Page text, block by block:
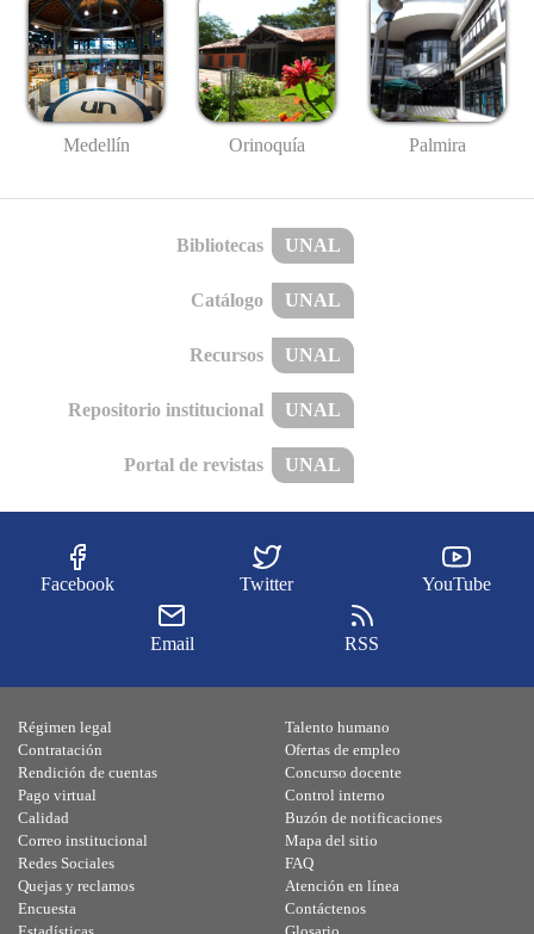
Medellín Orinoquía Palmira
Bibliotecas UNAL
Catálogo UNAL
Recursos UNAL
Repositorio institucional UNAL
Portal de revistas UNAL
Facebook Twitter YouTube
Email RSS
Régimen legal
Contratación
Rendición de cuentas
Pago virtual
Calidad
Talento humano
Ofertas de empleo
Concurso docente
Control interno
Buzón de notificaciones
Correo institucional
Redes Sociales
Quejas y reclamos
Encuesta
Mapa del sitio
FAQ
Atención en línea
Contáctenos